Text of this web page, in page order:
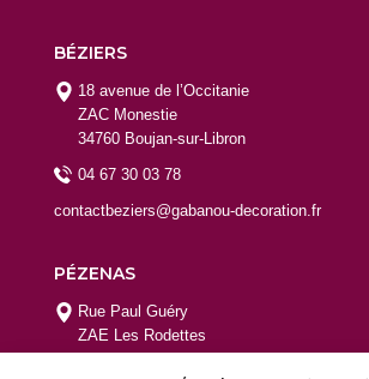
BÉZIERS
18 avenue de l’Occitanie
ZAC Monestie
34760 Boujan-sur-Libron
04 67 30 03 78
contactbeziers@gabanou-decoration.fr
PÉZENAS
Rue Paul Guéry
ZAE Les Rodettes